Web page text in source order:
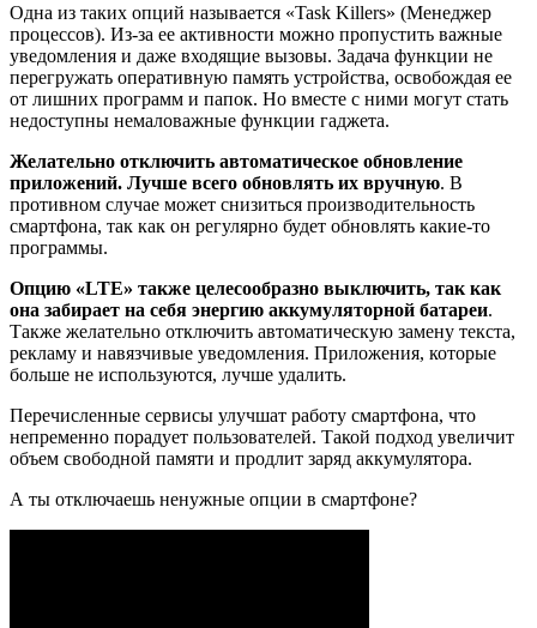
Одна из таких опций называется «Task Killers» (Менеджер
процессов). Из-за ее активности можно пропустить важные
уведомления и даже входящие вызовы. Задача функции не
перегружать оперативную память устройства, освобождая ее
от лишних программ и папок. Но вместе с ними могут стать
недоступны немаловажные функции гаджета.
Желательно отключить автоматическое обновление
приложений. Лучше всего обновлять их вручную. В
противном случае может снизиться производительность
смартфона, так как он регулярно будет обновлять какие-то
программы.
Опцию «LTE» также целесообразно выключить, так как
она забирает на себя энергию аккумуляторной батареи.
Также желательно отключить автоматическую замену текста,
рекламу и навязчивые уведомления. Приложения, которые
больше не используются, лучше удалить.
Перечисленные сервисы улучшат работу смартфона, что
непременно порадует пользователей. Такой подход увеличит
объем свободной памяти и продлит заряд аккумулятора.
А ты отключаешь ненужные опции в смартфоне?